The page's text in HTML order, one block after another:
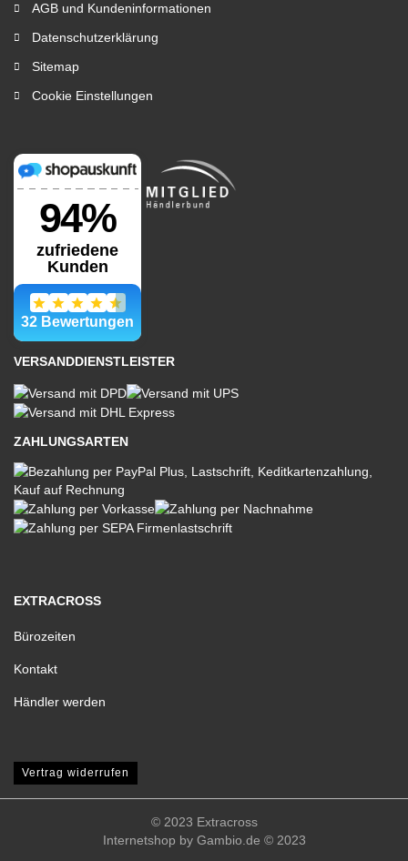
AGB und Kundeninformationen
Datenschutzerklärung
Sitemap
Cookie Einstellungen
VERSANDDIENSTLEISTER
ZAHLUNGSARTEN
EXTRACROSS
Bürozeiten
Kontakt
Händler werden
Vertrag widerrufen
© 2023 Extracross
Internetshop by Gambio.de © 2023